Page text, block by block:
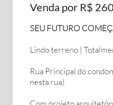
Venda por R$
SEU FUTURO
Lindo terreno |
Rua Principal do
nesta rua)